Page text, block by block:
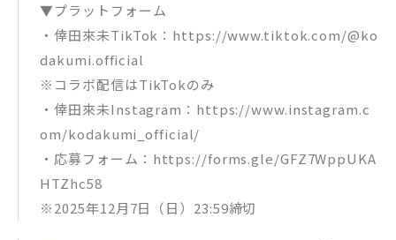
▼プラットフォーム
・倖田來未TikTok：https://www.tiktok.com/@ko
dakumi.official
※コラボ配信はTikTokのみ
・倖田來未Instagram：https://www.instagram.c
om/kodakumi_official/
・応募フォーム：https://forms.gle/GFZ7WppUKA
HTZhc58
※2025年12月7日（日）23:59締切